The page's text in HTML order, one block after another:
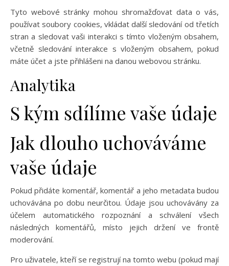
Tyto webové stránky mohou shromažďovat data o vás,
používat soubory cookies, vkládat další sledování od třetích
stran a sledovat vaši interakci s tímto vloženým obsahem,
včetně sledování interakce s vloženým obsahem, pokud
máte účet a jste přihlášeni na danou webovou stránku.
Analytika
S kým sdílíme vaše údaje
Jak dlouho uchováváme
vaše údaje
Pokud přidáte komentář, komentář a jeho metadata budou
uchovávána po dobu neurčitou. Údaje jsou uchovávány za
účelem automatického rozpoznání a schválení všech
následných komentářů, místo jejich držení ve frontě
moderování.
Pro uživatele, kteří se registrují na tomto webu (pokud mají